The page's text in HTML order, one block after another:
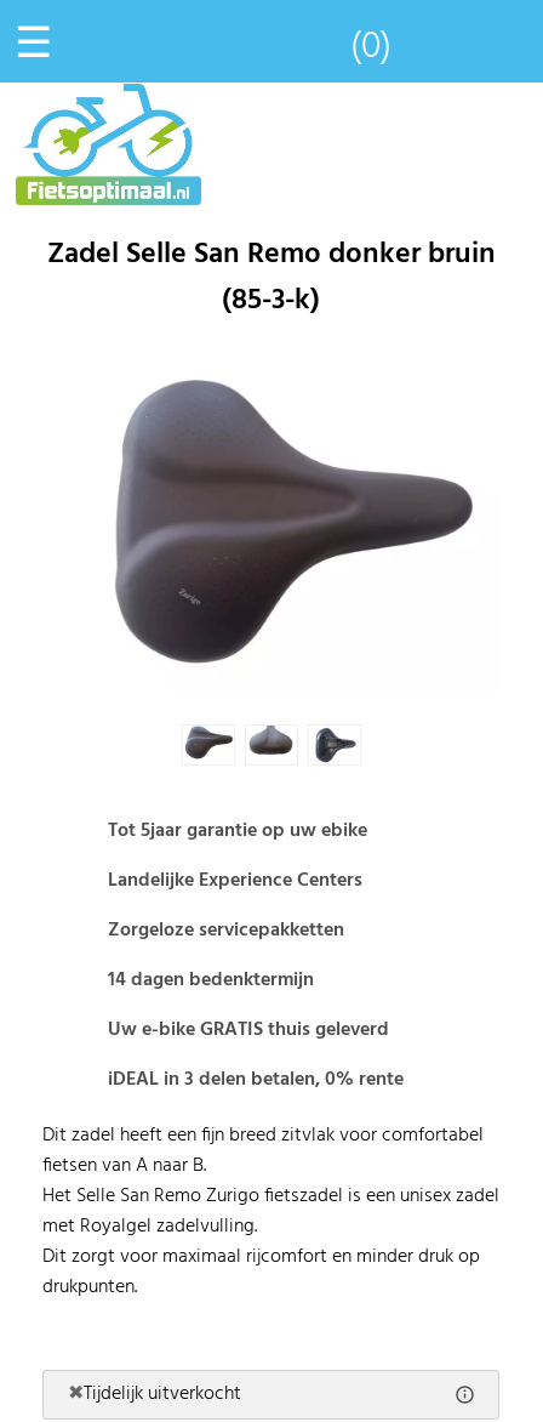
☰ (0)
Zadel Selle San Remo donker bruin
(85-3-k)
Tot 5jaar garantie op uw ebike
Landelijke Experience Centers
Zorgeloze servicepakketten
14 dagen bedenktermijn
Uw e-bike GRATIS thuis geleverd
iDEAL in 3 delen betalen, 0% rente
Dit zadel heeft een fijn breed zitvlak voor comfortabel
fietsen van A naar B.
Het Selle San Remo Zurigo fietszadel is een unisex zadel
met Royalgel zadelvulling.
Dit zorgt voor maximaal rijcomfort en minder druk op
drukpunten.
✖Tijdelijk uitverkocht